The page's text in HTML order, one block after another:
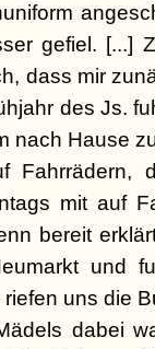
gefiel. [...]
dass mir
des Js.
nach Hause
Fahrrädern,
mit auf
bereit
und
uns die
dabei